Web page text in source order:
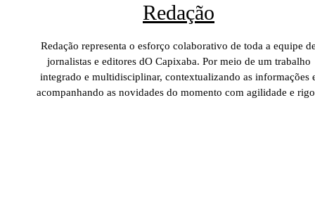
Redação
Redação representa o esforço colaborativo de toda a equipe
jornalistas e editores dO Capixaba. Por meio de um trabalho
integrado e multidisciplinar, contextualizando as informações
acompanhando as novidades do momento com agilidade e